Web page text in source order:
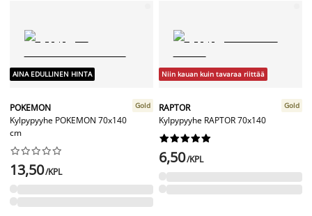
AINA EDULLINEN HINTA
POKEMON
Kylpypyyhe POKEMON 70x140
cm
Gold






13,50/KPL
Niin kauan kuin tavaraa riittää
RAPTOR
Kylpypyyhe RAPTOR 70x140
Gold






6,50/KPL